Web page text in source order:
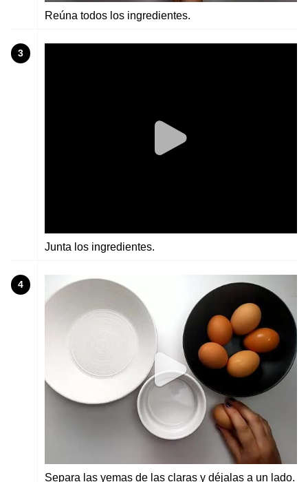
Reúna todos los ingredientes.
3
Junta los ingredientes.
4
Separa las yemas de las claras y déjalas a un lado.